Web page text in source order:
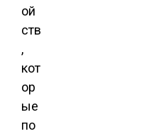
ой
ств
,
кот
ор
ые
по